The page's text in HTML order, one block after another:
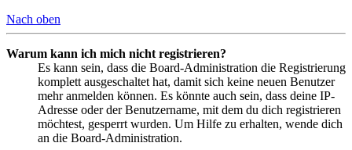
Nach oben
Warum kann ich mich nicht registrieren?
Es kann sein, dass die Board-Administration die Registrierung
komplett ausgeschaltet hat, damit sich keine neuen Benutzer
mehr anmelden können. Es könnte auch sein, dass deine IP-
Adresse oder der Benutzername, mit dem du dich registrieren
möchtest, gesperrt wurden. Um Hilfe zu erhalten, wende dich
an die Board-Administration.